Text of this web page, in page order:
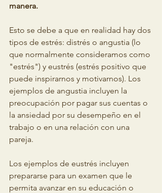
manera.
Esto se debe a que en realidad hay dos
tipos de estrés: distrés o angustia (lo
que normalmente consideramos como
"estrés") y eustrés (estrés positivo que
puede inspirarnos y motivarnos). Los
ejemplos de angustia incluyen la
preocupación por pagar sus cuentas o
la ansiedad por su desempeño en el
trabajo o en una relación con una
pareja.
Los ejemplos de eustrés incluyen
prepararse para un examen que le
permita avanzar en su educación o